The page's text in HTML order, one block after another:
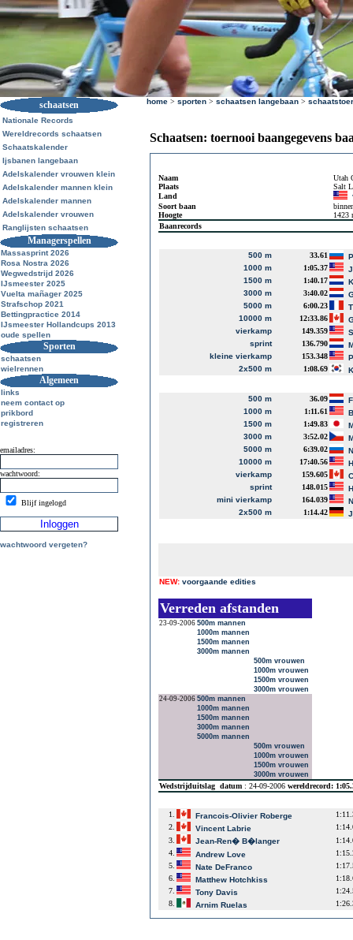
schaatsen
Nationale Records
Wereldrecords schaatsen
Schaatskalender
Ijsbanen langebaan
Adelskalender vrouwen klein
Adelskalender mannen klein
Adelskalender mannen
Adelskalender vrouwen
Ranglijsten schaatsen
Managerspellen
Massasprint 2026
Rosa Nostra 2026
Wegwedstrijd 2026
IJsmeester 2025
Vuelta mañager 2025
Strafschop 2021
Bettingpractice 2014
IJsmeester Hollandcups 2013
oude spellen
Sporten
schaatsen
wielrennen
Algemeen
links
neem contact op
prikbord
registreren
emailadres:
wachtwoord:
Blijf ingelogd
wachtwoord vergeten?
home > sporten > schaatsen langebaan >
Schaatsen: toernooi baangegevens
Naam
Utah
Plaats
Salt
Land
Soort baan
Hoogte
1423
Baanrecords
500 m 33.61
1000 m
1:05.37
1500 m
1:40.17
3000 m
3:40.02
5000 m
6:00.23
10000 m
12:33.86
vierkamp
149.359
sprint
136.790
kleine vierkamp
153.348
2x500 m
1:08.69
500 m 36.09
1000 m
1:11.61
1500 m
1:49.83
3000 m
3:52.02
5000 m
6:39.02
10000 m
17:40.56
vierkamp
159.605
sprint
148.015
mini vierkamp
164.039
2x500 m
1:14.42
NEW: voorgaande edities
Verreden afstanden
23-09-2006 500m mannen
1000m mannen
1500m mannen
3000m mannen
500m vrouwen
1000m vrouwen
1500m vrouwen
3000m vrouwen
24-09-2006 500m mannen
1000m mannen
1500m mannen
3000m mannen
5000m mannen
500m vrouwen
1000m vrouwen
1500m vrouwen
3000m vrouwen
Wedstrijduitslag datum : 24-09-2006 wereldrecord:
1. Francois-Olivier Roberge
2.
Vincent Labrie
3.
Jean-Ren� B�langer
4.
Andrew Love
5.
Nate DeFranco
6.
Matthew Hotchkiss
7.
Tony Davis
8.
Arnim Ruelas